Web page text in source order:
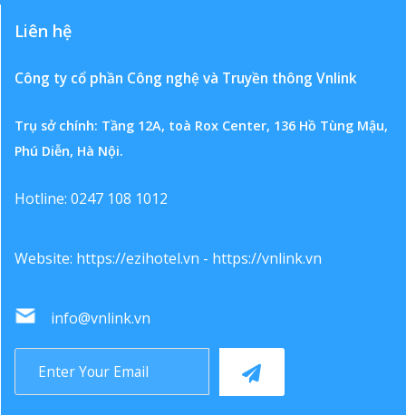
Liên hệ
Công ty cổ phần Công nghệ và Truyền thông Vnlink
Trụ sở chính: Tầng 12A, toà Rox Center, 136 Hồ Tùng Mậu,
Phú Diễn, Hà Nội.
Hotline: 0247 108 1012
Website: https://ezihotel.vn - https://vnlink.vn
info@vnlink.vn